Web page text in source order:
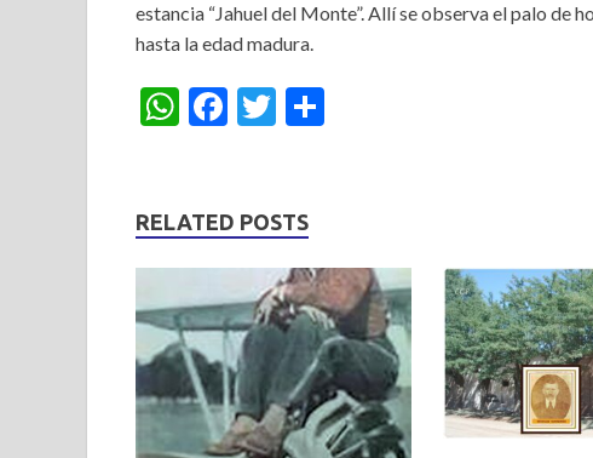
estancia “Jahuel del Monte”. Allí se observa el palo de
hasta la edad madura.
W
s
A
p
p
F
b
o
o
k
T
er
RELATED POSTS